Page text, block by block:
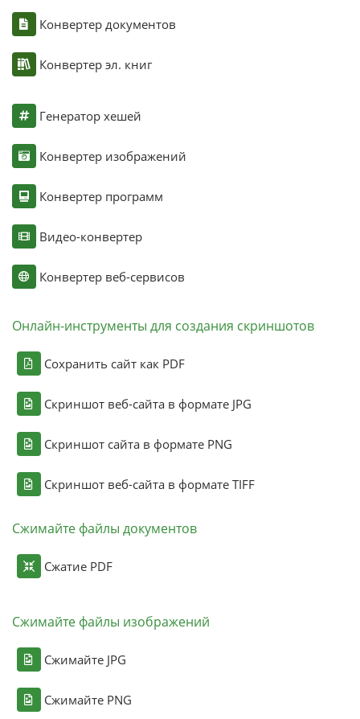
Конвертер документов
Конвертер эл. книг
Генератор хешей
Конвертер изображений
Конвертер программ
Видео-конвертер
Конвертер веб-сервисов
Онлайн-инструменты для создания скриншотов
Сохранить сайт как PDF
Скриншот веб-сайта в формате JPG
Скриншот сайта в формате PNG
Скриншот веб-сайта в формате TIFF
Сжимайте файлы документов
Сжатие PDF
Сжимайте файлы изображений
Сжимайте JPG
Сжимайте PNG